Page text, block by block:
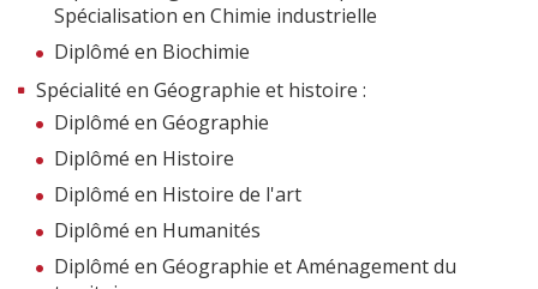
Spécialisation en Chimie industrielle
Diplômé en Biochimie
Spécialité en Géographie et histoire :
Diplômé en Géographie
Diplômé en Histoire
Diplômé en Histoire de l'art
Diplômé en Humanités
Diplômé en Géographie et Aménagement du